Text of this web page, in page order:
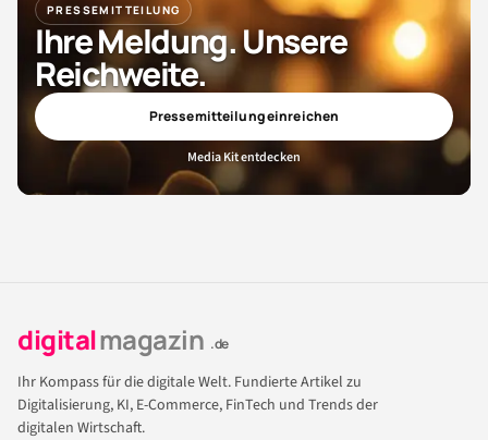
PRESSEMITTEILUNG
Ihre Meldung. Unsere
Reichweite.
Pressemitteilung einreichen
Media Kit entdecken
digitalmagazin .de
Ihr Kompass für die digitale Welt. Fundierte Artikel zu
Digitalisierung, KI, E-Commerce, FinTech und Trends der
digitalen Wirtschaft.